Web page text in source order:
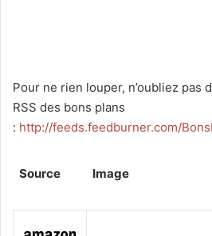
Pour ne rien louper, n’oubliez pas
RSS des bons plans
: http://feeds.feedburner.com/
Source Image